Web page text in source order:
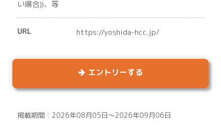
い場合))、等
URL https://yoshida-hcc.jp/
エントリーする
掲載期間：2026年08月05日～2026年09月06日